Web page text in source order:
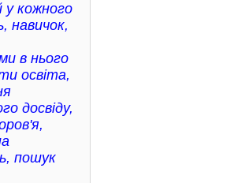
у кожного
навичок,
в нього
освіта,
досвіду,
пошук